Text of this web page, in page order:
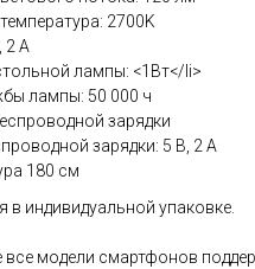
2700K
2 A
лампы: <1Вт</li>
лампы: 50 000 ч
зарядки
зарядки: 5 В, 2 A
180 см
в индивидуальной упаковке.
все модели смартфонов